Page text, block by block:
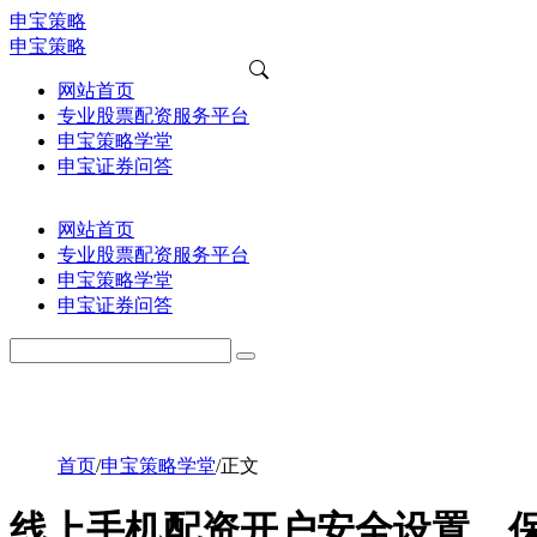
申宝策略
申宝策略
网站首页
专业股票配资服务平台
申宝策略学堂
申宝证券问答
网站首页
专业股票配资服务平台
申宝策略学堂
申宝证券问答
首页/申宝策略学堂/正文